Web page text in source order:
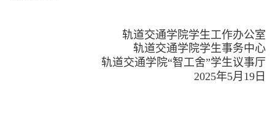
轨道交通学院学生工作办公室
轨道交通学院学生事务中心
轨道交通学院“智工舍”学生议事厅
2025年5月 19 日